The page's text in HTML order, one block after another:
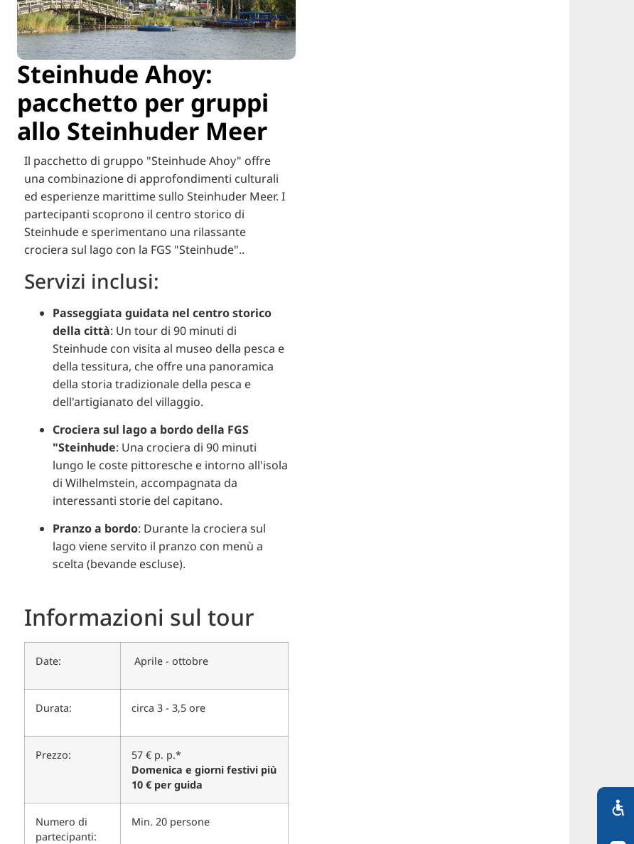
Steinhude Ahoy:
pacchetto per gruppi
allo Steinhuder Meer
Il pacchetto di gruppo "Steinhude Ahoy" offre
una combinazione di approfondimenti culturali
ed esperienze marittime sullo Steinhuder Meer. I
partecipanti scoprono il centro storico di
Steinhude e sperimentano una rilassante
crociera sul lago con la FGS "Steinhude"..
Servizi inclusi:
Passeggiata guidata nel centro storico
della città: Un tour di 90 minuti di
Steinhude con visita al museo della pesca e
della tessitura, che offre una panoramica
della storia tradizionale della pesca e
dell'artigianato del villaggio.
Crociera sul lago a bordo della FGS
"Steinhude: Una crociera di 90 minuti
lungo le coste pittoresche e intorno all'isola
di Wilhelmstein, accompagnata da
interessanti storie del capitano.
Pranzo a bordo: Durante la crociera sul
lago viene servito il pranzo con menù a
scelta (bevande escluse).
Informazioni sul tour
Date: Aprile - ottobre
Durata: circa 3 - 3,5 ore
Prezzo:
57 € p. p.*
Domenica e giorni festivi più
10 € per guida
Numero di
partecipanti:
Min. 20 persone